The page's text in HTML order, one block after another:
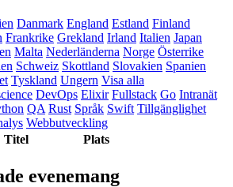
Danmark England Estland Finland
Frankrike Grekland Irland Italien Japan
Malta Nederländerna Norge Österrike
Schweiz Skottland Slovakien Spanien
Tyskland Ungern Visa alla
DevOps Elixir Fullstack Go Intranät
QA Rust Språk Swift Tillgänglighet
Webbutveckling
Titel Plats
evenemang